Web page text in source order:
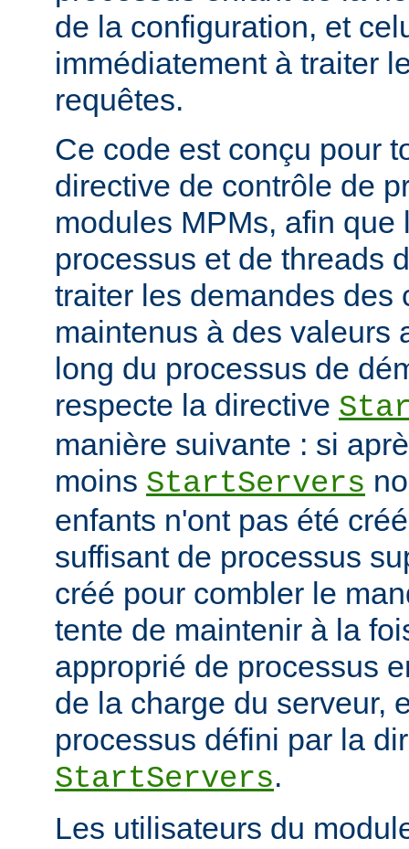
de la configuration, et
immédiatement à traiter
requêtes.
Ce code est conçu pour
directive de contrôle de
modules MPMs, afin que
processus et de threads
traiter les demandes des
maintenus à des valeurs
long du processus de
respecte la directive
manière suivante : si
moins StartServers
enfants n'ont pas été
suffisant de processus
créé pour combler le
tente de maintenir à la
approprié de processus
de la charge du serveur,
processus défini par la
StartServers.
Les utilisateurs du